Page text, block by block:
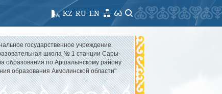
EN
RU
KZ
государственное учреждение
школа № 1 станции Сары-
образования по Аршалынскому району
образования Акмолинской области"